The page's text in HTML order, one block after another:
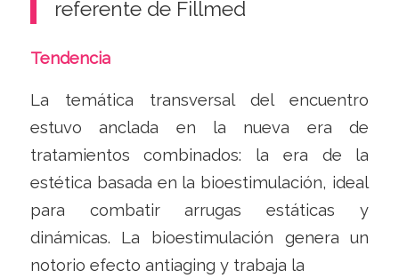
referente de Fillmed
Tendencia
La temática transversal del encuentro
estuvo anclada en la nueva era de
tratamientos combinados: la era de la
estética basada en la bioestimulación, ideal
para combatir arrugas estáticas y
dinámicas. La bioestimulación genera un
notorio efecto antiaging y trabaja la